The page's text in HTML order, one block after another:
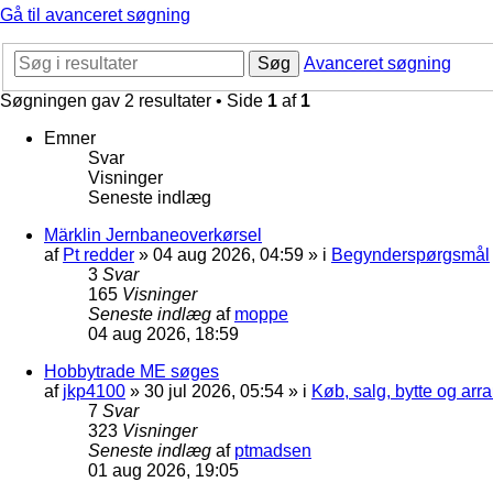
Gå til avanceret søgning
Søg
Avanceret søgning
Søgningen gav 2 resultater • Side 1 af 1
Emner
Svar
Visninger
Seneste indlæg
Märklin Jernbaneoverkørsel
af Pt redder » 04 aug 2026, 04:59 » i Begynderspørgsmål
3 Svar
165 Visninger
Seneste indlæg af moppe
04 aug 2026, 18:59
Hobbytrade ME søges
af jkp4100 » 30 jul 2026, 05:54 » i Køb, salg, bytte og
7 Svar
323 Visninger
Seneste indlæg af ptmadsen
01 aug 2026, 19:05